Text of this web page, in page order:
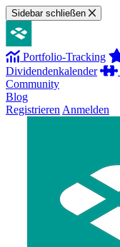
Sidebar schließen
Portfolio-Tracking
Dividendenkalender
Community
Blog
Registrieren Anmelden